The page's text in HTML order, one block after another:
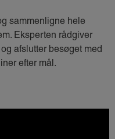
sammenligne hele
Eksperten rådgiver
afslutter besøget med
efter mål.